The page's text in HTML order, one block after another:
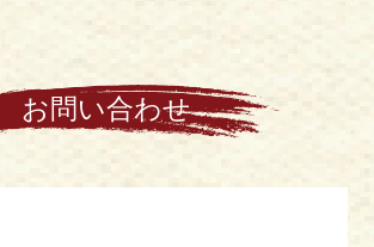
お問い合わせ